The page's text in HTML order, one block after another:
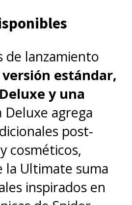
de lanzamiento
versión estándar,
y una
Deluxe agrega
post-
cosméticos,
la Ultimate suma
inspirados en